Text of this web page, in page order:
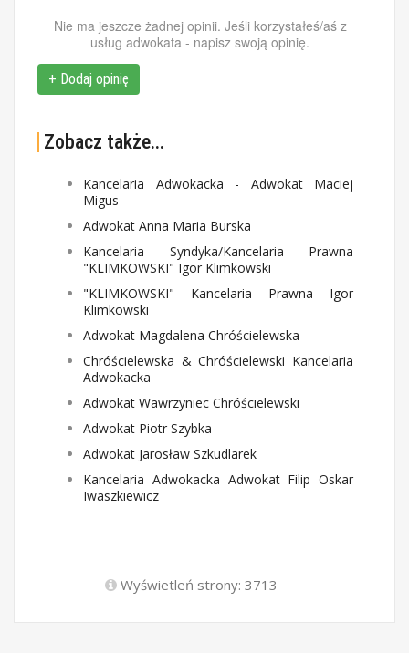
Nie ma jeszcze żadnej opinii. Jeśli korzystałeś/aś z
usług adwokata - napisz swoją opinię.
+ Dodaj opinię
Zobacz także...
Kancelaria Adwokacka - Adwokat Maciej
Migus
Adwokat Anna Maria Burska
Kancelaria Syndyka/Kancelaria Prawna
"KLIMKOWSKI" Igor Klimkowski
"KLIMKOWSKI" Kancelaria Prawna Igor
Klimkowski
Adwokat Magdalena Chróścielewska
Chróścielewska & Chróścielewski Kancelaria
Adwokacka
Adwokat Wawrzyniec Chróścielewski
Adwokat Piotr Szybka
Adwokat Jarosław Szkudlarek
Kancelaria Adwokacka Adwokat Filip Oskar
Iwaszkiewicz
Wyświetleń strony: 3713